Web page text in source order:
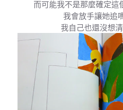
而可能我不是那麼確定這
我會放手讓她追
我自己也還沒想